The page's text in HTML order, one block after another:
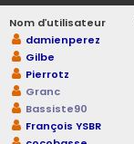
Nom d’utilisateur
damienperez
Gilbe
Pierrotz
Granc
Bassiste90
François YSBR